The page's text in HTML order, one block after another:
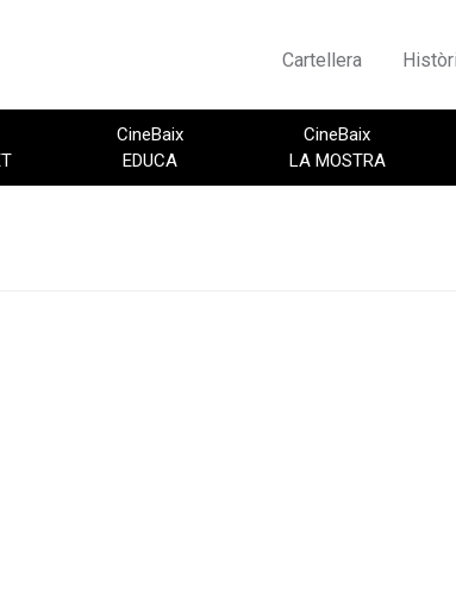
Cartellera
CineBaix
EDUCA
CineBaix
LA MOSTRA